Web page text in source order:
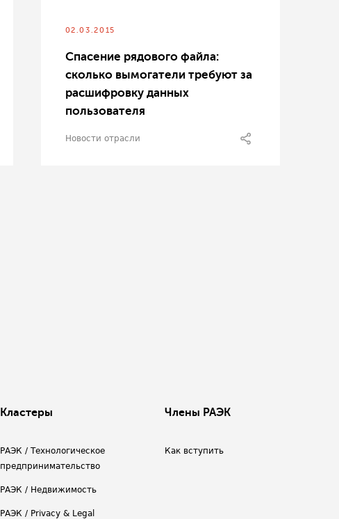
02.03.2015
Спасение рядового файла:
сколько вымогатели требуют за
расшифровку данных
пользователя
Новости отрасли
Кластеры
РАЭК / Технологическое
предпринимательство
РАЭК / Недвижимость
РАЭК / Privacy & Legal
Члены РАЭК
Как вступить